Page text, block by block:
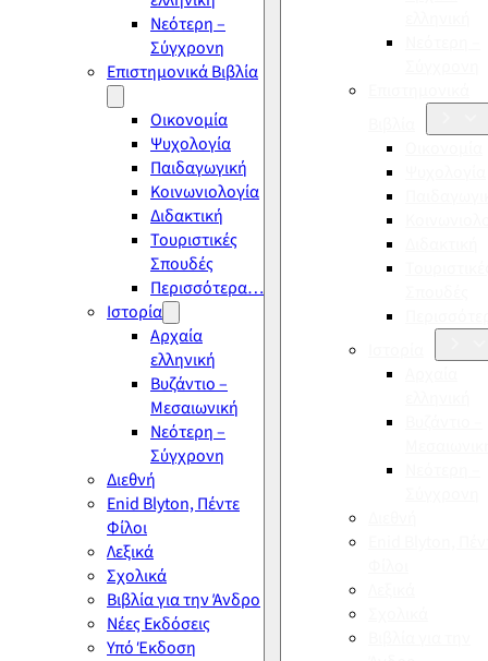
Νεότερη –
Σύγχρονη
Επιστημονικά Βιβλία
Οικονομία
Ψυχολογία
Παιδαγωγική
Κοινωνιολογία
Διδακτική
Τουριστικές
Σπουδές
Περισσότερα…
Ιστορία
Αρχαία
ελληνική
Βυζάντιο –
Μεσαιωνική
Νεότερη –
Σύγχρονη
Διεθνή
Enid Blyton, Πέντε
Φίλοι
Λεξικά
Σχολικά
Βιβλία για την Άνδρο
Νέες Εκδόσεις
Υπό Έκδοση